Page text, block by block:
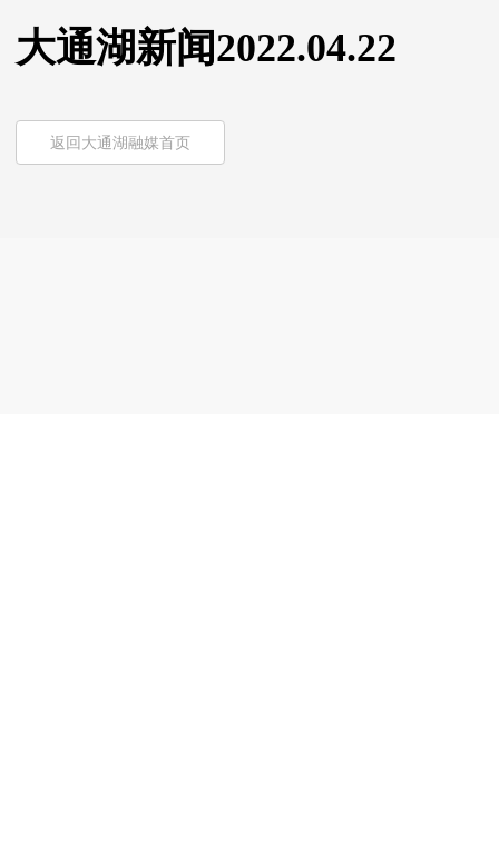
大通湖新闻2022.04.22
返回大通湖融媒首页